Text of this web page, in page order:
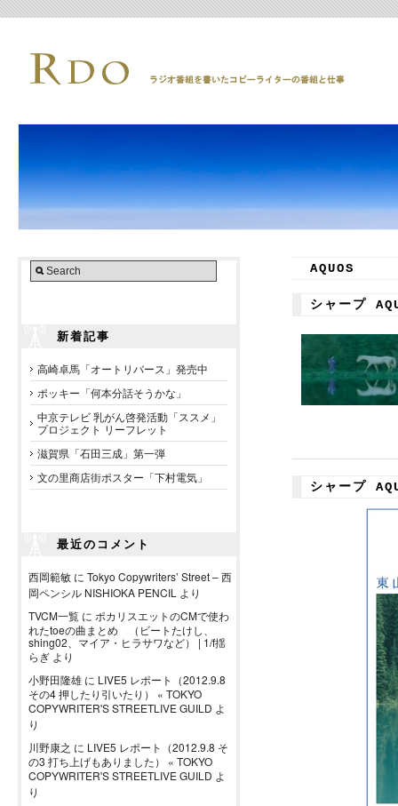
新着記事
高崎卓馬「オートリバース」発売中
ポッキー「何本分話そうかな」
中京テレビ 乳がん啓発活動「ススメ」
プロジェクト リーフレット
滋賀県「石田三成」第一弾
文の里商店街ポスター「下村電気」
最近のコメント
西岡範敏 に Tokyo Copywriters’ Street – 西
岡ペンシル NISHIOKA PENCIL より
TVCM一覧 に ポカリスエットのCMで使わ
れたtoeの曲まとめ （ビートたけし、
shing02、マイア・ヒラサワなど） | 1/f揺
らぎ より
小野田隆雄 に LIVE5 レポート（2012.9.8
その4 押したり引いたり） « TOKYO
COPYWRITER'S STREETLIVE GUILD よ
り
川野康之 に LIVE5 レポート（2012.9.8 そ
の3 打ち上げもありました） « TOKYO
COPYWRITER'S STREETLIVE GUILD よ
り
AQUOS
シャープ
シャープ